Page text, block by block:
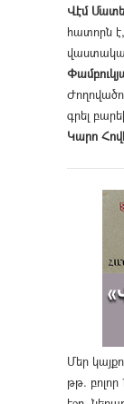
Վէմ
հատորն
գրել
Կարո
Մեր
թթ.